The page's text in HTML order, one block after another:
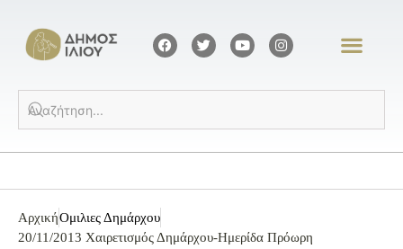
ΑρχικήΟμιλιες Δημάρχου
20/11/2013 Χαιρετισμός Δημάρχου-Ημερίδα Πρόωρη